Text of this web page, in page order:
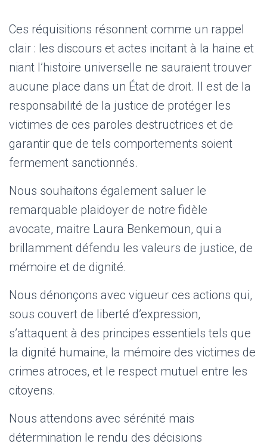
Ces réquisitions résonnent comme un rappel
clair : les discours et actes incitant à la haine et
niant l’histoire universelle ne sauraient trouver
aucune place dans un État de droit. Il est de la
responsabilité de la justice de protéger les
victimes de ces paroles destructrices et de
garantir que de tels comportements soient
fermement sanctionnés.
Nous souhaitons également saluer le
remarquable plaidoyer de notre fidèle
avocate, maitre Laura Benkemoun, qui a
brillamment défendu les valeurs de justice, de
mémoire et de dignité.
Nous dénonçons avec vigueur ces actions qui,
sous couvert de liberté d’expression,
s’attaquent à des principes essentiels tels que
la dignité humaine, la mémoire des victimes de
crimes atroces, et le respect mutuel entre les
citoyens.
Nous attendons avec sérénité mais
détermination le rendu des décisions